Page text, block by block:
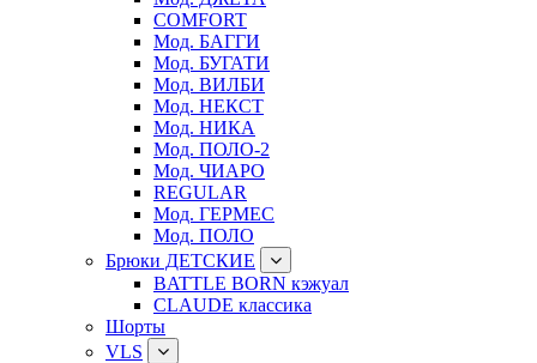
COMFORT
Мод. БАГГИ
Мод. БУГАТИ
Мод. ВИЛБИ
Мод. НЕКСТ
Мод. НИКА
Мод. ПОЛО-2
Мод. ЧИАРО
REGULAR
Мод. ГЕРМЕС
Мод. ПОЛО
Брюки ДЕТСКИЕ
BATTLE BORN кэжуал
CLAUDE классика
Шорты
VLS